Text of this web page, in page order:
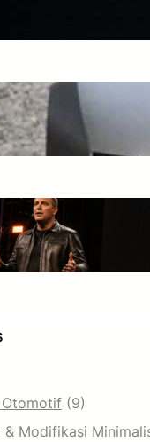
Audi Luncurkan
Supercar PHEV 987
Jun 10, 2026
Harley-Davidson
Global RIDE Era Baru
May 30, 2026
Otomotif (9)
& Modifikasi